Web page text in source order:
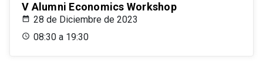
V Alumni Economics Workshop
28 de Diciembre de 2023
08:30 a 19:30